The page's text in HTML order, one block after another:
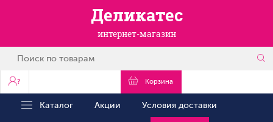
Деликатес
интернет-магазин
? Корзина
Каталог Акции Условия доставки